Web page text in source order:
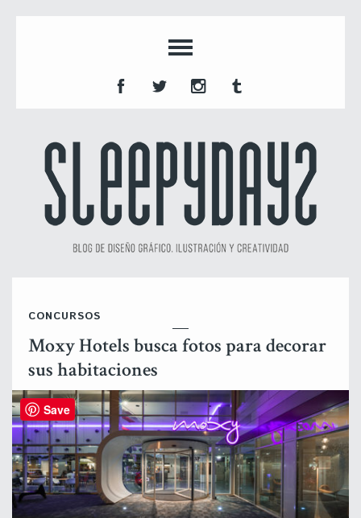
CONCURSOS
Moxy Hotels busca fotos para decorar
sus habitaciones
Save